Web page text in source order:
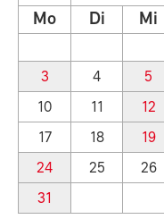
Mo Di Mi
3
4 5
10
11 12
17
18 19
24
25 26
31